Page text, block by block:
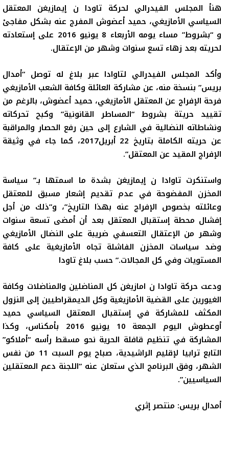
هنأ المجلس الفيدرالي لحركة تاودا ن إيمازيغن المعتقل
السياسي الأمازيغي، حميد أعضوش المفرج عنه بشكل مفاجئ
و “بشروط” مساء يومه الأربعاء 8 يونيو 2016 على إستعادته
لحريته بعد زهاء تسع سنوات وشهر من الإعتقال.
وأكد المجلس الفيدرالي لتاوادا عبر بلاغ له توصل “أمدال
بريس” بنسخة منه، عن مشاركة العائلة وكافة الشعب الأمازيغي
فرحة الإفراج عن المعتقل الأمازيغي، حميد أعضوش، بالرغم من
تقييد حريتة بشروط “المساطر القانونية” وكبح تحركاته
ونشاطاته النضالية في الشارع إلى حين رفع الحصار والمراقبة
عن حريته الكاملة بتاريخ 22 أبريل2017، كما جاء في وثيقة
الإفراج المقيد عن المعتقل”.
واستنكرت تاوادا ن إيمازيغن بشدة ما اسمتها بـ” سياسة
المخزن المفضوحة في عدم تقديم إشعار مسبق للمعتقل
وعائلته بخصوص الإفراج عنه بهذا التاريخ”، و”ذلك من أجل
إفشال محطة إستقبال المعتقل بعد أن أمضى تسعة سنوات
وشهر من الإعتقال التعسفي ضريبة على النضال الأمازيغي
وضد سياسات المخزن الفاشلة تجاه الأمازيغية على كافة
المستويات وفي كل المجالات.” حسب بلاغ تاودا
ودعت حركة تاوادا ن امازيغن كل المناضلين والمناضلات وكافة
الغيورين على القضية الأمازيغية وكل الديمقراطيين إلى النزول
المكثف للمشاركة في إستقبال المعتقل السياسي حميد
أوعطوش اليوم الجمعة 10 يونيو 2016 بأمكناس، وكذا
المشاركة في تنظيم قافلة الحرية نحو مسقط رأسه “أملاكو”
التابع ترابيا لإقليم الراشيدية، صباح يوم السبت 11 من نفس
الشهر، وفق البرنامج الذي ستعلن عنه “اللجنة دعم المعتقلين
السياسيين”.
أمدال بريس: منتصر إثري